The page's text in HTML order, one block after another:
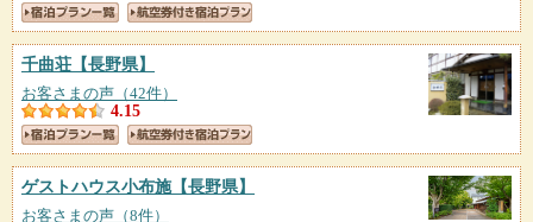
千曲荘 【長野県】
お客さまの声（42件）
4.15
ゲストハウス小布施【長野県】
お客さまの声（8件）